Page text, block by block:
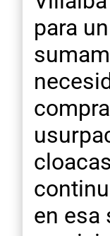
para
en esa